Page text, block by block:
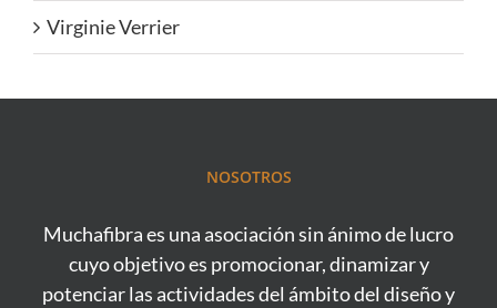
Virginie Verrier
NOSOTROS
Muchafibra es una asociación sin ánimo de lucro
cuyo objetivo es promocionar, dinamizar y
potenciar las actividades del ámbito del diseño y